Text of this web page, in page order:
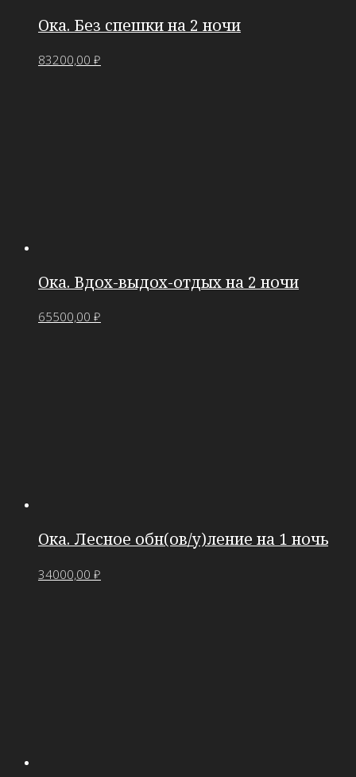
Ока. Без спешки на 2 ночи
83200,00 ₽
Ока. Вдох-выдох-отдых на 2 ночи
65500,00 ₽
Ока. Лесное обн(ов/у)ление на 1 ночь
34000,00 ₽